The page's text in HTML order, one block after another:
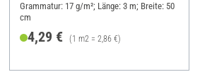
Grammatur: 17 g/m²; Länge: 3 m; Breite: 50
cm
4,29 € (1 m2 = 2,86 €)